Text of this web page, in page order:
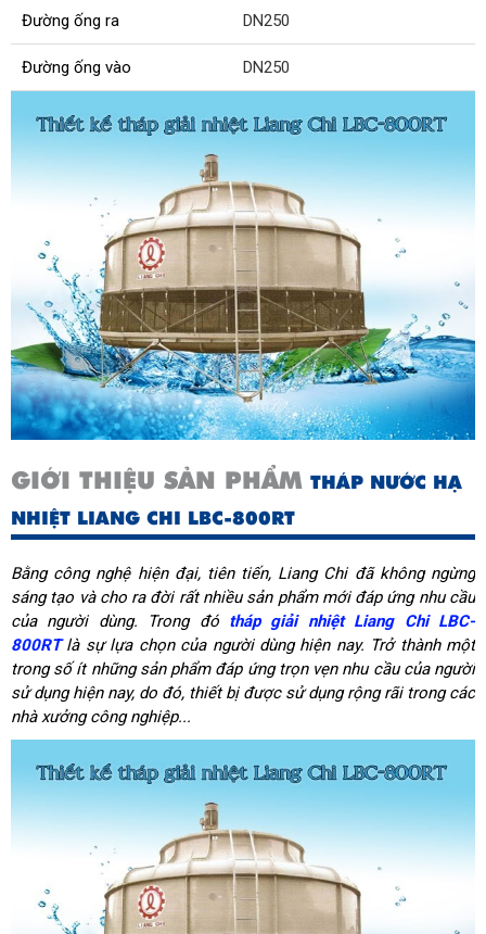
Đường ống ra DN250
Đường ống vào DN250
GIỚI THIỆU SẢN PHẨM THÁP NƯỚC HẠ
NHIỆT LIANG CHI LBC-800RT
Bằng công nghệ hiện đại, tiên tiến, Liang Chi đã không ngừng
sáng tạo và cho ra đời rất nhiều sản phẩm mới đáp ứng nhu cầu
của người dùng. Trong đó tháp giải nhiệt Liang Chi LBC-
800RT là sự lựa chọn của người dùng hiện nay. Trở thành một
trong số ít những sản phẩm đáp ứng trọn vẹn nhu cầu của người
sử dụng hiện nay, do đó, thiết bị được sử dụng rộng rãi trong các
nhà xưởng công nghiệp...